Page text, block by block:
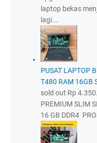
laptop bekas
lagi...
PUSAT LAPTOP
T480 RAM 16GB
sold out Rp
PREMIUM SLIM
16 GB DDR4